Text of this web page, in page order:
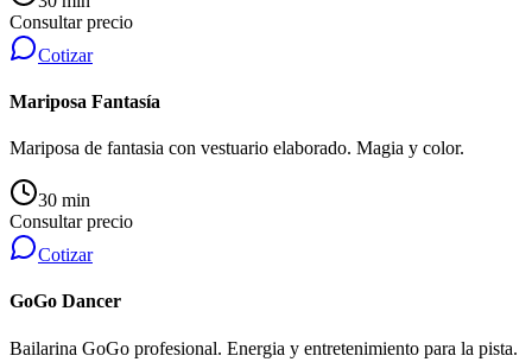
Consultar precio
Cotizar
Mariposa Fantasía
Mariposa de fantasia con vestuario elaborado. Magia y color.
30 min
Consultar precio
Cotizar
GoGo Dancer
Bailarina GoGo profesional. Energia y entretenimiento para la pista.